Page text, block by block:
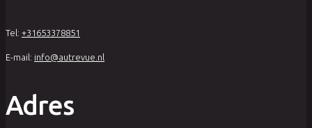
Tel: +31653378851
E-mail: info@autrevue.nl
Adres